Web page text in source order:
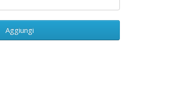
Aggiungi